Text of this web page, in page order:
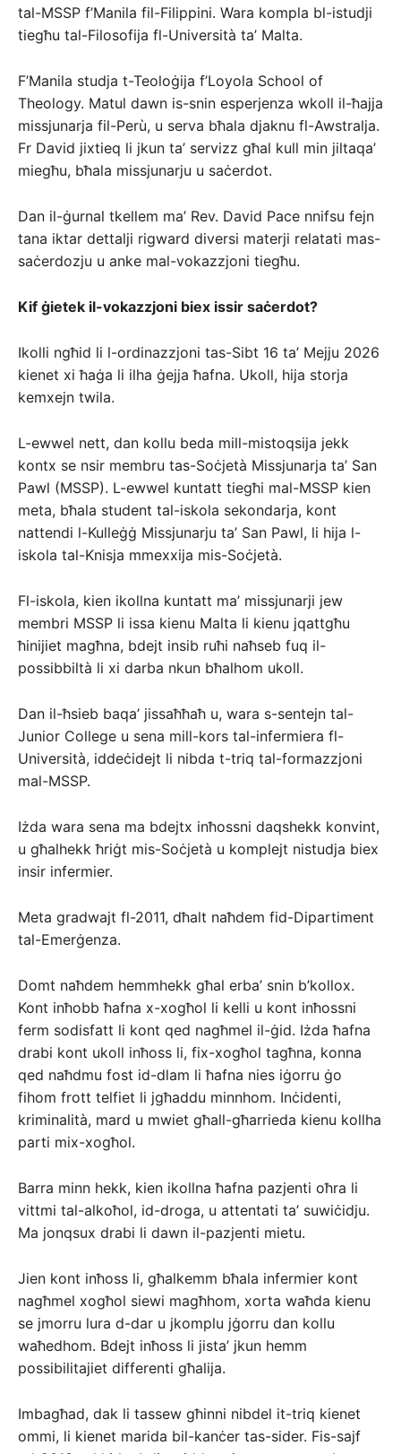
tal-MSSP f’Manila fil-Filippini. Wara kompla bl-istudji
tiegħu tal-Filosofija fl-Università ta’ Malta.
F’Manila studja t-Teoloġija f’Loyola School of
Theology. Matul dawn is-snin esperjenza wkoll il-ħajja
missjunarja fil-Perù, u serva bħala djaknu fl-Awstralja.
Fr David jixtieq li jkun ta’ servizz għal kull min jiltaqa’
miegħu, bħala missjunarju u saċerdot.
Dan il-ġurnal tkellem ma’ Rev. David Pace nnifsu fejn
tana iktar dettalji rigward diversi materji relatati mas-
saċerdozju u anke mal-vokazzjoni tiegħu.
Kif ġietek il-vokazzjoni biex issir saċerdot?
Ikolli ngħid li l-ordinazzjoni tas-Sibt 16 ta’ Mejju 2026
kienet xi ħaġa li ilha ġejja ħafna. Ukoll, hija storja
kemxejn twila.
L-ewwel nett, dan kollu beda mill-mistoqsija jekk
kontx se nsir membru tas-Soċjetà Missjunarja ta’ San
Pawl (MSSP). L-ewwel kuntatt tiegħi mal-MSSP kien
meta, bħala student tal-iskola sekondarja, kont
nattendi l-Kulleġġ Missjunarju ta’ San Pawl, li hija l-
iskola tal-Knisja mmexxija mis-Soċjetà.
Fl-iskola, kien ikollna kuntatt ma’ missjunarji jew
membri MSSP li issa kienu Malta li kienu jqattgħu
ħinijiet magħna, bdejt insib ruħi naħseb fuq il-
possibbiltà li xi darba nkun bħalhom ukoll.
Dan il-ħsieb baqa’ jissaħħaħ u, wara s-sentejn tal-
Junior College u sena mill-kors tal-infermiera fl-
Università, iddeċidejt li nibda t-triq tal-formazzjoni
mal-MSSP.
Iżda wara sena ma bdejtx inħossni daqshekk konvint,
u għalhekk ħriġt mis-Soċjetà u komplejt nistudja biex
insir infermier.
Meta gradwajt fl-2011, dħalt naħdem fid-Dipartiment
tal-Emerġenza.
Domt naħdem hemmhekk għal erba’ snin b’kollox.
Kont inħobb ħafna x-xogħol li kelli u kont inħossni
ferm sodisfatt li kont qed nagħmel il-ġid. Iżda ħafna
drabi kont ukoll inħoss li, fix-xogħol tagħna, konna
qed naħdmu fost id-dlam li ħafna nies iġorru ġo
fihom frott telfiet li jgħaddu minnhom. Inċidenti,
kriminalità, mard u mwiet għall-għarrieda kienu kollha
parti mix-xogħol.
Barra minn hekk, kien ikollna ħafna pazjenti oħra li
vittmi tal-alkoħol, id-droga, u attentati ta’ suwiċidju.
Ma jonqsux drabi li dawn il-pazjenti mietu.
Jien kont inħoss li, għalkemm bħala infermier kont
nagħmel xogħol siewi magħhom, xorta waħda kienu
se jmorru lura d-dar u jkomplu jġorru dan kollu
waħedhom. Bdejt inħoss li jista’ jkun hemm
possibilitajiet differenti għalija.
Imbagħad, dak li tassew għinni nibdel it-triq kienet
ommi, li kienet marida bil-kanċer tas-sider. Fis-sajf